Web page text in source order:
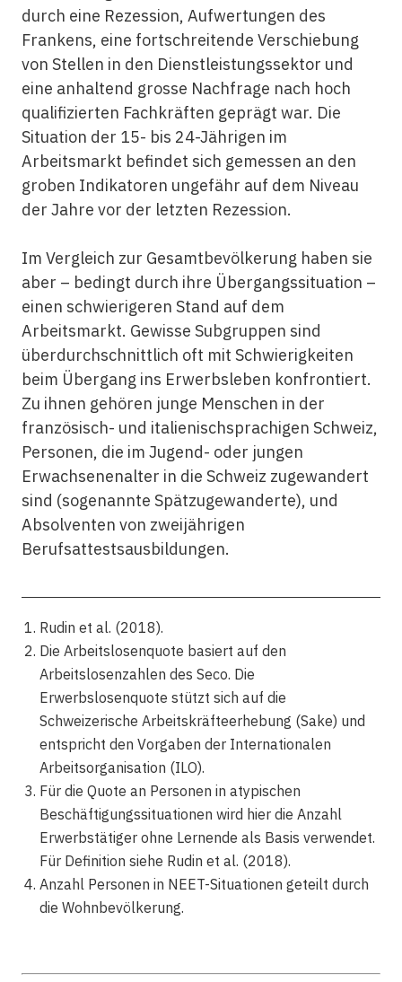
durch eine Rezession, Aufwertungen des
Frankens, eine fortschreitende Verschiebung
von Stellen in den Dienstleistungssektor und
eine anhaltend grosse Nachfrage nach hoch
qualifizierten Fachkräften geprägt war. Die
Situation der 15- bis 24-Jährigen im
Arbeitsmarkt befindet sich gemessen an den
groben Indikatoren ungefähr auf dem Niveau
der Jahre vor der letzten Rezession.
Im Vergleich zur Gesamtbevölkerung haben sie
aber – bedingt durch ihre Übergangssituation –
einen schwierigeren Stand auf dem
Arbeitsmarkt. Gewisse Subgruppen sind
überdurchschnittlich oft mit Schwierigkeiten
beim Übergang ins Erwerbsleben konfrontiert.
Zu ihnen gehören junge Menschen in der
französisch- und italienischsprachigen Schweiz,
Personen, die im Jugend- oder jungen
Erwachsenenalter in die Schweiz zugewandert
sind (sogenannte Spätzugewanderte), und
Absolventen von zweijährigen
Berufsattestsausbildungen.
Rudin et al. (2018).
Die Arbeitslosenquote basiert auf den
Arbeitslosenzahlen des Seco. Die
Erwerbslosenquote stützt sich auf die
Schweizerische Arbeitskräfteerhebung (Sake) und
entspricht den Vorgaben der Internationalen
Arbeitsorganisation (ILO).
Für die Quote an Personen in atypischen
Beschäftigungssituationen wird hier die Anzahl
Erwerbstätiger ohne Lernende als Basis verwendet.
Für Definition siehe Rudin et al. (2018).
Anzahl Personen in NEET-Situationen geteilt durch
die Wohnbevölkerung.